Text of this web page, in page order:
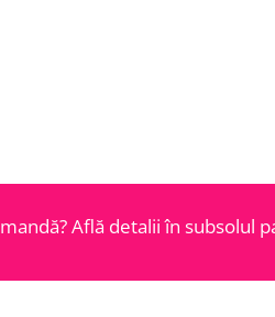
Află detalii în subsolul